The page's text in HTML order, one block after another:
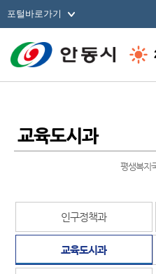
포털바로가기
교육도시과
평생복지
인구정책과
교육도시과